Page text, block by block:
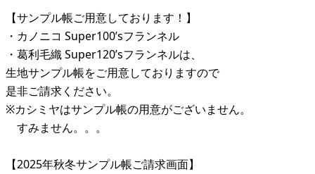
【サンプル帳ご用意しております！】
・カノニコ Super100’sフランネル
・葛利毛織 Super120’sフランネルは、
生地サンプル帳をご用意しておりますので
是非ご請求ください。
※カシミヤはサンプル帳の用意がございません。
すみません。。。
【2025年秋冬サンプル帳ご請求画面】